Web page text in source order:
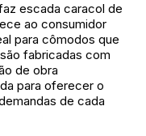
escada caracol de
ao consumidor
para cômodos que
fabricadas com
de obra
para oferecer o
de cada